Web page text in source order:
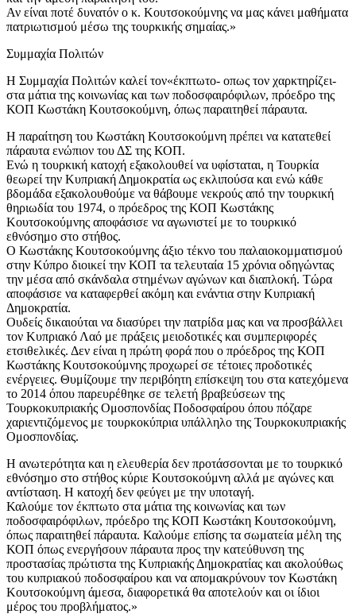
Αν είναι ποτέ δυνατόν ο κ. Κουτσοκούμνης να μας κάνει μαθήματα
πατριωτισμού μέσω της τουρκικής σημαίας.»
Συμμαχία Πολιτών
Η Συμμαχία Πολιτών καλεί τον«έκπτωτο- οπως τον χαρκτηρίζει-
στα μάτια της κοινωνίας και των ποδοσφαιρόφιλων, πρόεδρο της
ΚΟΠ Κωστάκη Κουτσοκούμνη, όπως παραιτηθεί πάραυτα.
Η παραίτηση του Κωστάκη Κουτσοκούμνη πρέπει να κατατεθεί
πάραυτα ενώπιον του ΔΣ της ΚΟΠ.
Ενώ η τουρκική κατοχή εξακολουθεί να υφίσταται, η Τουρκία
θεωρεί την Κυπριακή Δημοκρατία ως εκλιπούσα και ενώ κάθε
βδομάδα εξακολουθούμε να θάβουμε νεκρούς από την τουρκική
θηριωδία του 1974, ο πρόεδρος της ΚΟΠ Κωστάκης
Κουτσοκούμνης αποφάσισε να αγωνιστεί με το τουρκικό
εθνόσημο στο στήθος.
Ο Κωστάκης Κουτσοκούμνης άξιο τέκνο του παλαιοκομματισμού
στην Κύπρο διοικεί την ΚΟΠ τα τελευταία 15 χρόνια οδηγώντας
την μέσα από σκάνδαλα στημένων αγώνων και διαπλοκή. Τώρα
αποφάσισε να καταφερθεί ακόμη και ενάντια στην Κυπριακή
Δημοκρατία.
Ουδείς δικαιούται να διασύρει την πατρίδα μας και να προσβάλλει
τον Κυπριακό Λαό με πράξεις μειοδοτικές και συμπεριφορές
ετσιθελικές. Δεν είναι η πρώτη φορά που ο πρόεδρος της ΚΟΠ
Κωστάκης Κουτσοκούμνης προχωρεί σε τέτοιες προδοτικές
ενέργειες. Θυμίζουμε την περιβόητη επίσκεψη του στα κατεχόμενα
το 2014 όπου παρευρέθηκε σε τελετή βραβεύσεων της
Τουρκοκυπριακής Ομοσπονδίας Ποδοσφαίρου όπου πόζαρε
χαριεντιζόμενος με τουρκοκύπρια υπάλληλο της Τουρκοκυπριακής
Ομοσπονδίας.
Η ανωτερότητα και η ελευθερία δεν προτάσσονται με το τουρκικό
εθνόσημο στο στήθος κύριε Κουτσοκούμνη αλλά με αγώνες και
αντίσταση. Η κατοχή δεν φεύγει με την υποταγή.
Καλούμε τον έκπτωτο στα μάτια της κοινωνίας και των
ποδοσφαιρόφιλων, πρόεδρο της ΚΟΠ Κωστάκη Κουτσοκούμνη,
όπως παραιτηθεί πάραυτα. Καλούμε επίσης τα σωματεία μέλη της
ΚΟΠ όπως ενεργήσουν πάραυτα προς την κατεύθυνση της
προστασίας πρώτιστα της Κυπριακής Δημοκρατίας και ακολούθως
του κυπριακού ποδοσφαίρου και να απομακρύνουν τον Κωστάκη
Κουτσοκούμνη άμεσα, διαφορετικά θα αποτελούν και οι ίδιοι
μέρος του προβλήματος.»